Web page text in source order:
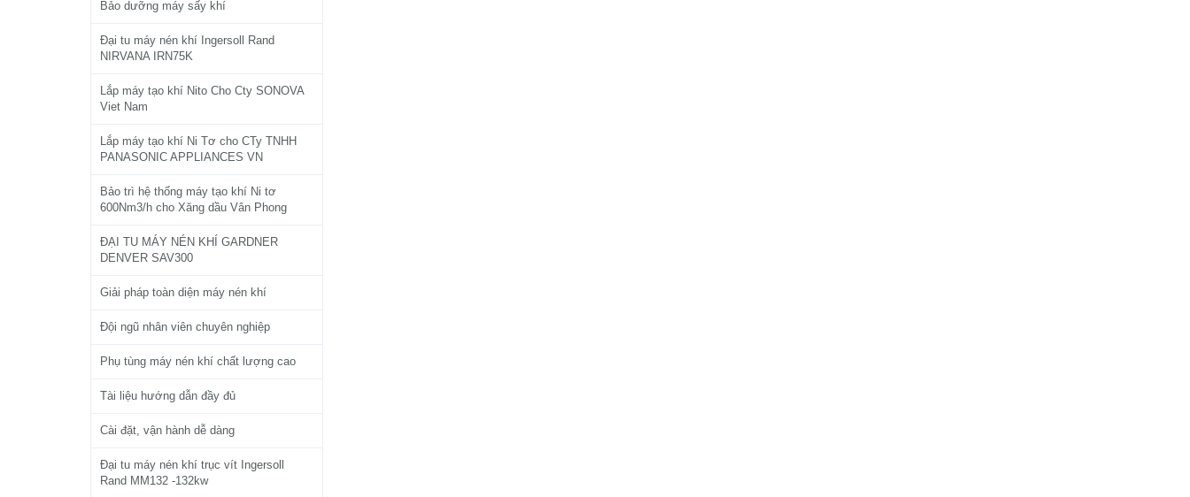
Bảo dưỡng máy sấy khí
Đại tu máy nén khí Ingersoll Rand
NIRVANA IRN75K
Lắp máy tạo khí Nito Cho Cty SONOVA
Viet Nam
Lắp máy tạo khí Ni Tơ cho CTy TNHH
PANASONIC APPLIANCES VN
Bảo trì hệ thống máy tạo khí Ni tơ
600Nm3/h cho Xăng dầu Vân Phong
ĐẠI TU MÁY NÉN KHÍ GARDNER
DENVER SAV300
Giải pháp toàn diện máy nén khí
Đội ngũ nhân viên chuyên nghiệp
Phụ tùng máy nén khí chất lượng cao
Tài liệu hướng dẫn đầy đủ
Cài đặt, vận hành dễ dàng
Đại tu máy nén khí trục vít Ingersoll
Rand MM132 -132kw